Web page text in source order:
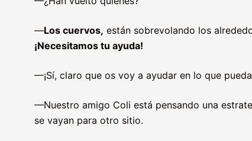
—Los cuervos, están sobrevolando los
¡Necesitamos tu ayuda!
—¡Sí, claro que os voy a ayudar en lo que
—Nuestro amigo Coli está pensando una
se vayan para otro sitio.